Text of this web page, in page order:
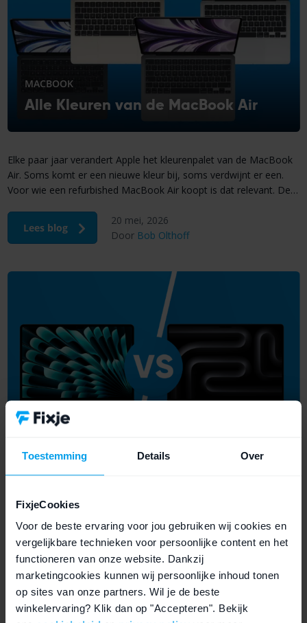
Toestemming Details Over
FixjeCookies
Voor de beste ervaring voor jou gebruiken wij cookies en
vergelijkbare technieken voor persoonlijke content en het
functioneren van onze website. Dankzij
marketingcookies kunnen wij persoonlijke inhoud tonen
op sites van onze partners. Wil je de beste
winkelervaring? Klik dan op "Accepteren". Bekijk
MACBOOK
Alle Kleuren van de MacBook Air
Elke paar jaar verandert Apple het kleurenpalet van de MacBook
Air. Soms komt er een nieuwe kleur bij, soms verdwijnt er een.
Voor wie een refurbished MacBook Air koopt is dat relevant. De
En welke kleuren beschikbaar zijn bij Fixje hangt af van […]
Lees blog
20 mei, 2026
Door Bob Olthoff
BLOGS
MacBook Air of MacBook Pro
veel op elkaar. Beide draaien op een Apple silicon chip, hebben
accu. Toch zijn ze gemaakt voor heel verschillende gebruikers. De
Macbook Air is dun, stil en licht. De Macbook Pro […]
Lees blog
16 april, 2026
DoorBob Olthoff